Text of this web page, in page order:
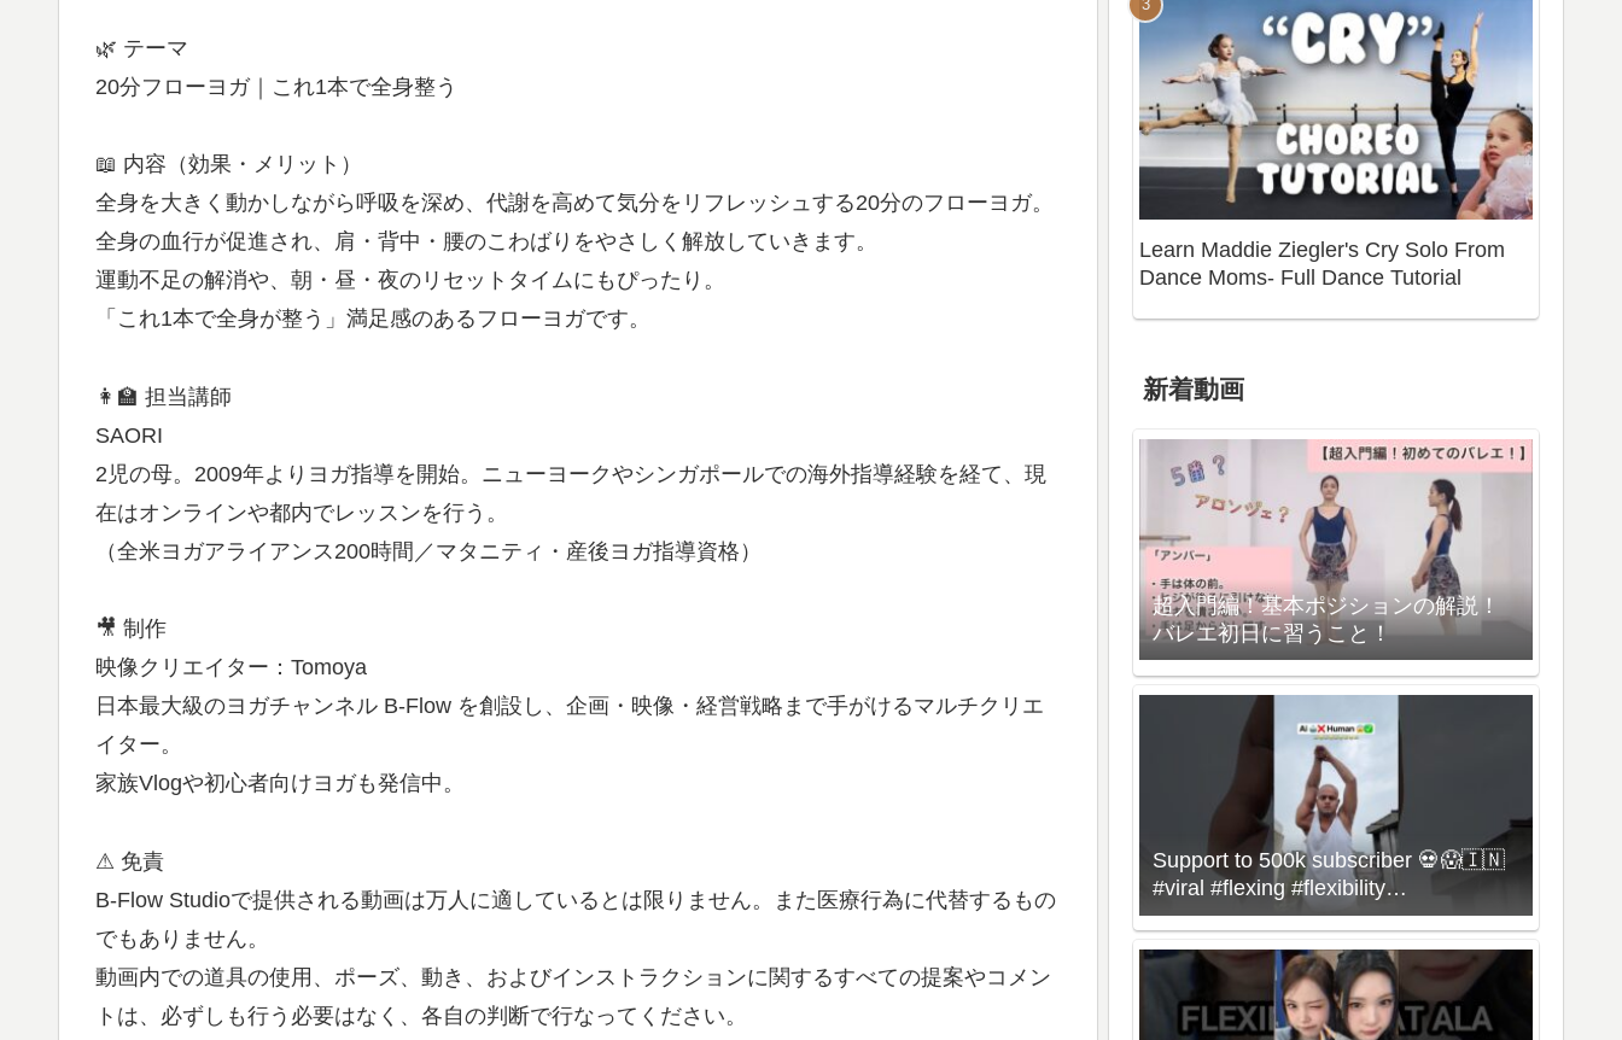
🌿 テーマ
20分フローヨガ｜これ1本で全身整う
📖 内容（効果・メリット）
全身を大きく動かしながら呼吸を深め、代謝を高めて気分をリフレッシュする20分のフローヨガ。
全身の血行が促進され、肩・背中・腰のこわばりをやさしく解放していきます。
運動不足の解消や、朝・昼・夜のリセットタイムにもぴったり。
「これ1本で全身が整う」満足感のあるフローヨガです。
👩‍🏫 担当講師
SAORI
2児の母。2009年よりヨガ指導を開始。ニューヨークやシンガポールでの海外指導経験を経て、現
在はオンラインや都内でレッスンを行う。
（全米ヨガアライアンス200時間／マタニティ・産後ヨガ指導資格）
🎥 制作
映像クリエイター：Tomoya
日本最大級のヨガチャンネル B-Flow を創設し、企画・映像・経営戦略まで手がけるマルチクリエ
イター。
家族Vlogや初心者向けヨガも発信中。
⚠ 免責
B-Flow Studioで提供される動画は万人に適しているとは限りません。また医療行為に代替するもの
でもありません。
動画内での道具の使用、ポーズ、動き、およびインストラクションに関するすべての提案やコメン
トは、必ずしも行う必要はなく、各自の判断で行なってください。
Learn Maddie Ziegler's Cry Solo From
Dance Moms- Full Dance Tutorial
新着動画
超入門編！基本ポジションの解説！
バレエ初日に習うこと！
Support to 500k subscriber 💀😱🇮🇳
#viral #flexing #flexibility
#bonebreaking #dance #omg